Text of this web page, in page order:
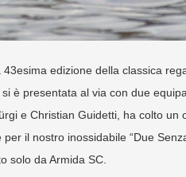
edizione della classica
è presentata al via con due
e Christian Guidetti, ha colto
il nostro inossidabile “Due
solo da Armida SC.